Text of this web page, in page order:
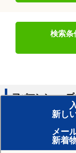
検索条
新し
メー
新着
アパマンショッ
賃貸のプロがお部屋探
おまかせ物件リクエ